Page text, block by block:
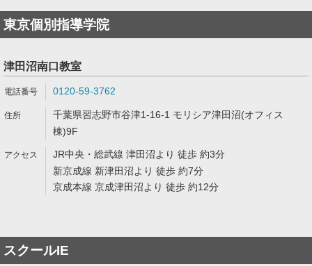
東京個別指導学院
津田沼南口教室
0120-59-3762
千葉県習志野市谷津1-16-1 モリシア津田沼(オフィス
棟)9F
JR中央・総武線 津田沼より 徒歩 約3分
新京成線 新津田沼より 徒歩 約7分
京成本線 京成津田沼より 徒歩 約12分
スクールIE